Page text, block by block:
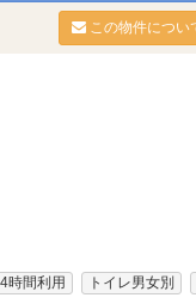
この物件につい
時間利用 トイレ男女別